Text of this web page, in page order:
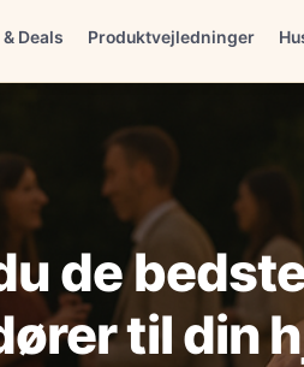
Deals Produktvejledninger
de
til din